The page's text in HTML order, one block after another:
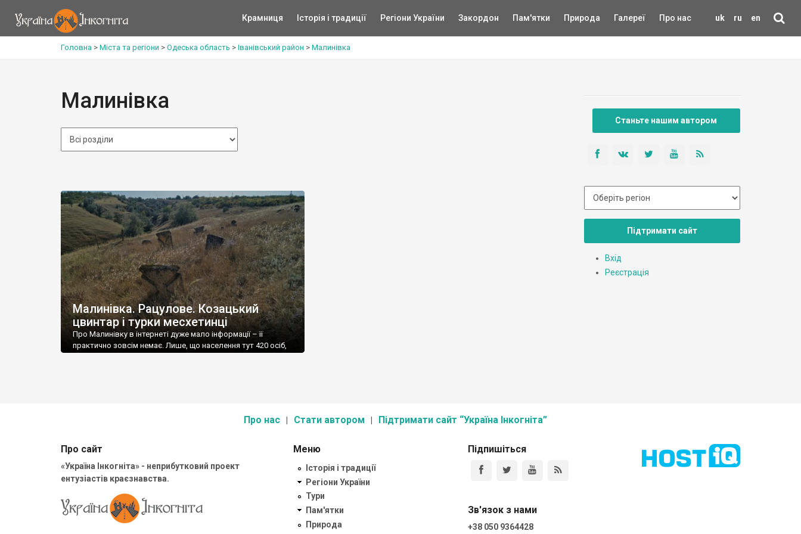
uk ru en
Крамниця Історія і традиції Регіони України Закордон Пам'ятки Природа Галереї Про нас
Головна > Міста та регіони > Одеська область > Іванівський район > Малинівка
Малинівка
Малинівка. Рацулове. Козацький
цвинтар і турки месхетинці
Про Малинівку в інтернеті дуже мало інформації – її
практично зовсім немає. Лише, що населення тут 420 осіб,
Станьте нашим автором
Підтримати сайт
Вхід
Реєстрація
Про нас Стати автором Підтримати сайт “Україна Інкогніта”
Про сайт
«Україна Інкогніта» - неприбутковий проект
ентузіастів краєзнавства.
Меню
Історія і традиції
Регіони України
Тури
Пам'ятки
Природа
Підпишіться
Зв'язок з нами
+38 050 9364428